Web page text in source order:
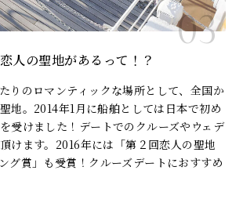
人の聖地があるって！？
りのロマンティックな場所として、全国か
地。2014年1月に船舶としては日本で初め
受けました！デートでのクルーズやウェデ
けます。2016年には「第２回恋人の聖地
グ賞」も受賞！クルーズデートにおすすめ